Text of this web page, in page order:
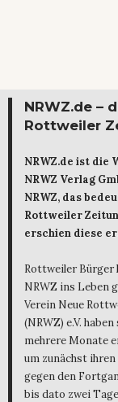
NRWZ.de –
Rottweiler
NRWZ.de ist die
NRWZ Verlag
NRWZ, das
Rottweiler
erschien diese
Rottweiler Bürger
NRWZ ins Leben
Verein Neue
(NRWZ) e.V.
mehrere Monate
um zunächst
gegen den
bis dato zwei